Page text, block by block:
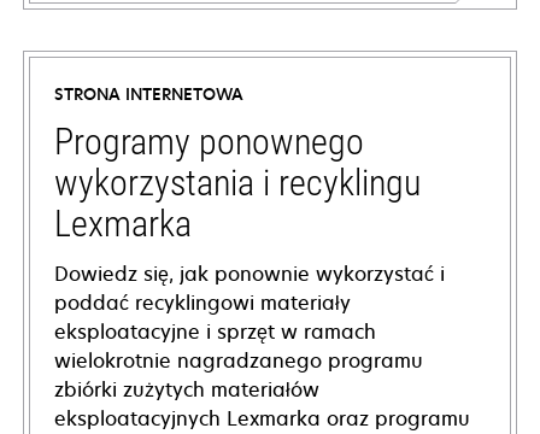
opens
in
new
tab
STRONA INTERNETOWA
Programy ponownego
wykorzystania i recyklingu
Lexmarka
Dowiedz się, jak ponownie wykorzystać i
poddać recyklingowi materiały
eksploatacyjne i sprzęt w ramach
wielokrotnie nagradzanego programu
zbiórki zużytych materiałów
eksploatacyjnych Lexmarka oraz programu